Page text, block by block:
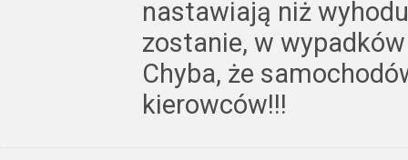
nastawiają niż
zostanie, w
Chyba, że
kierowców!!!